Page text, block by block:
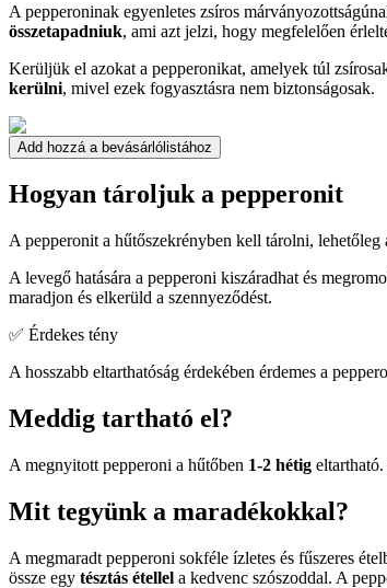
A pepperoninak egyenletes zsíros
összetapadniuk, ami azt jelzi, hogy megfelelően
Kerüljük el azokat a pepperonikat, amelyek túl
kerülni, mivel ezek fogyasztásra nem biztonságosak.
Add hozzá a bevásárlólistához
Hogyan tároljuk a pepperonit
A pepperonit a hűtőszekrényben kell tárolni, lehetőleg
A levegő hatására a pepperoni kiszáradhat és
maradjon és elkerüld a szennyeződést.
✅ Érdekes tény
A hosszabb eltarthatóság érdekében érdemes a
Meddig tartható el?
A megnyitott pepperoni a hűtőben 1-2 hétig
Mit tegyünk a maradékokkal?
A megmaradt pepperoni sokféle ízletes és fűszeres
össze egy tésztás étellel a kedvenc szószoddal. A